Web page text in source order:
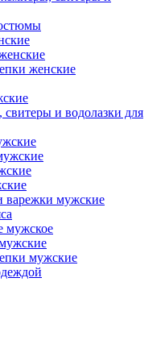
женские
и водолазки для
варежки мужские
мужское
мужские